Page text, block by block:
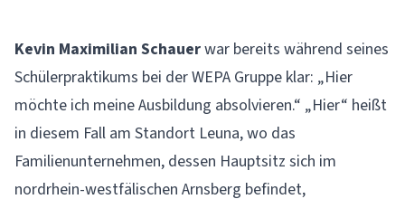
Kevin Maximilian Schauerwar bereits während seines
Schülerpraktikums bei derWEPA Gruppe klar: „Hier
möchte ich meine Ausbildung absolvieren.“ „Hier“ heißt
in diesem Fall am Standort Leuna, wo das
Familienunternehmen, dessen Hauptsitz sich im
nordrhein-westfälischen Arnsberg befindet,